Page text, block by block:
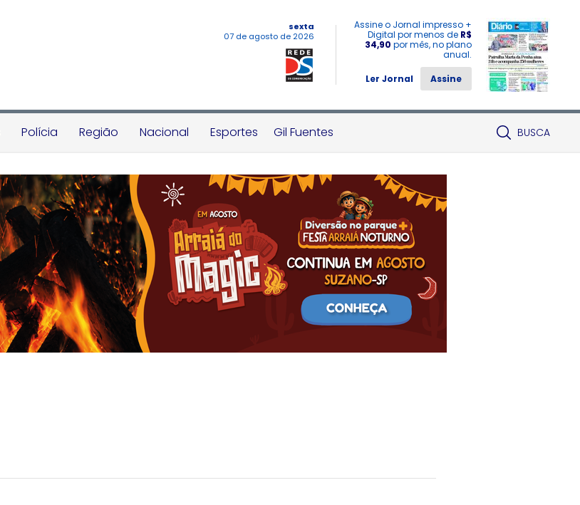
sexta
07 de agosto de 2026
Assine o Jornal impresso +
Digital por menos de R$
34,90 por mês, no plano
anual.
Ler Jornal
Assine
Polícia Região Nacional Esportes Gil Fuentes BUSCA